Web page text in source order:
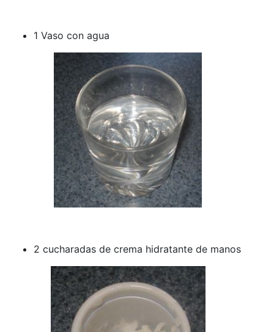
1 Vaso con agua
2 cucharadas de crema hidratante de manos